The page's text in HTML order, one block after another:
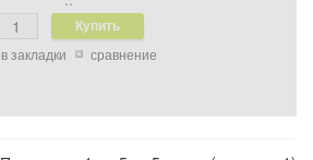
в закладки сравнение